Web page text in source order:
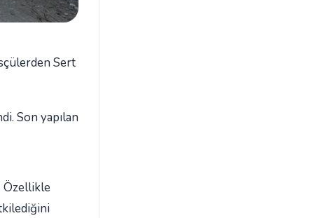
Sert
Son yapılan
Özellikle